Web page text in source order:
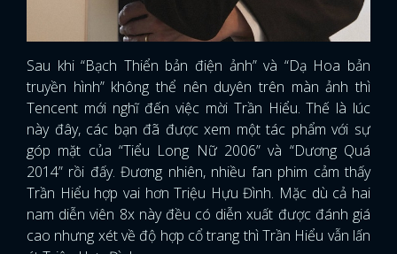
Sau khi “Bạch Thiển bản điện ảnh” và “Dạ Hoa bản
truyền hình” không thể nên duyên trên màn ảnh thì
Tencent mới nghĩ đến việc mời Trần Hiểu. Thế là lúc
này đây, các bạn đã được xem một tác phẩm với sự
góp mặt của “Tiểu Long Nữ 2006” và “Dương Quá
2014” rồi đấy. Đương nhiên, nhiều fan phim cảm thấy
Trần Hiểu hợp vai hơn Triệu Hựu Đình. Mặc dù cả hai
nam diễn viên 8x này đều có diễn xuất được đánh giá
cao nhưng xét về độ hợp cổ trang thì Trần Hiểu vẫn lấn